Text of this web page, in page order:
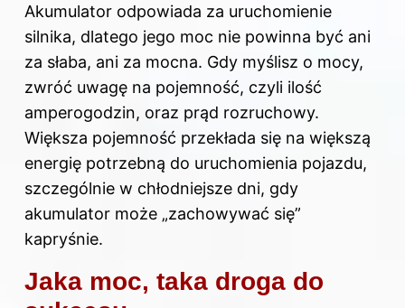
Akumulator odpowiada za uruchomienie
silnika, dlatego jego moc nie powinna być ani
za słaba, ani za mocna. Gdy myślisz o mocy,
zwróć uwagę na pojemność, czyli ilość
amperogodzin, oraz prąd rozruchowy.
Większa pojemność przekłada się na większą
energię potrzebną do uruchomienia pojazdu,
szczególnie w chłodniejsze dni, gdy
akumulator może „zachowywać się”
kapryśnie.
Jaka moc, taka droga do